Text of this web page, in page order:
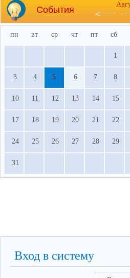
События
пн вт ср чт пт сб
1
3 4 5 6 7 8
10 11 12 13 14 15
17 18 19 20 21 22
24 25 26 27 28 29
31
Вход в систему